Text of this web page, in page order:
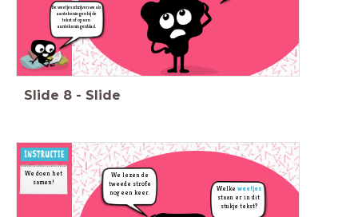
De weetjes schrijven we als
aantekeningen bij de
tekst of op een
aantekeningenblad.
Slide 8 - Slide
We doen het
samen!
Welke weetjes
staan er in dit
stukje tekst?
We lezen de
tweede strofe
nog een keer.